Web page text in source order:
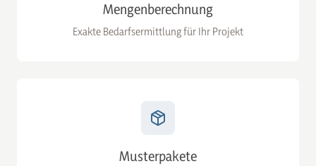
Mengenberechnung
Exakte Bedarfsermittlung für Ihr Projekt
Musterpakete